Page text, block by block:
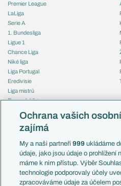
Premier League
LaLiga
Serie A
1. Bundesliga
Ligue 1
Chance Liga
Niké liga
Liga Portugal
Eredivisie
Liga mistrů
Evropská liga
Mistrovství světa
Liga národů
Témata
Představení týmů MS
EuroSkauting
PL v kostce
Ochrana vašich
zajímá
My a naši partneři999 ukládáme
údaje, jako jsou údaje o prohlížení
máme k nim přístup. Výběr
technologie podporovaly účely
zpracováváme údaje za účelem